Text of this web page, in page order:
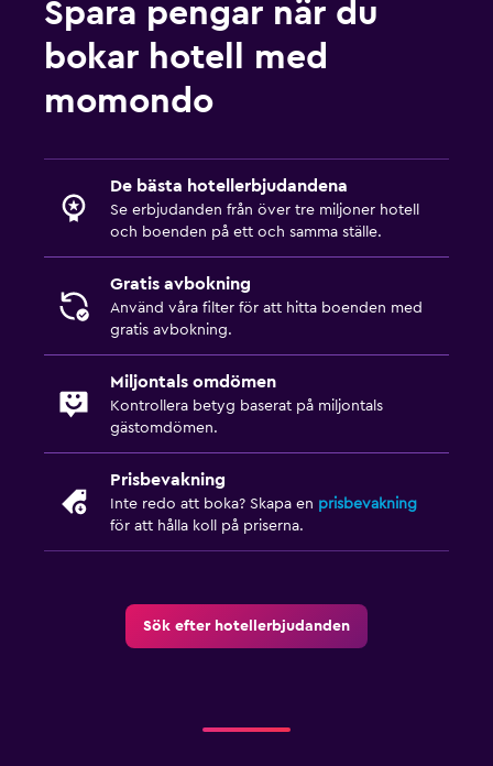
Spara pengar när du
bokar hotell med
momondo
De bästa hotellerbjudandena
Se erbjudanden från över tre miljoner hotell
och boenden på ett och samma ställe.
Gratis avbokning
Använd våra filter för att hitta boenden med
gratis avbokning.
Miljontals omdömen
Kontrollera betyg baserat på miljontals
gästomdömen.
Prisbevakning
Inte redo att boka? Skapa en prisbevakning
för att hålla koll på priserna.
Sök efter hotellerbjudanden